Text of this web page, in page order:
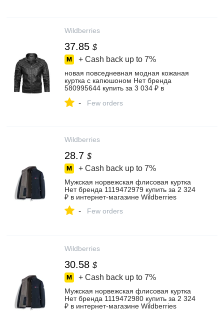
Wildberries
37.85 $
+ Cash back up to 7%
новая повседневная модная кожаная
куртка с капюшоном Нет бренда
580995644 купить за 3 034 ₽ в
- Few orders
Wildberries
28.7 $
+ Cash back up to 7%
Мужская норвежская флисовая куртка
Нет бренда 1119472979 купить за 2 324
₽ в интернет‑магазине Wildberries
- Few orders
Wildberries
30.58 $
+ Cash back up to 7%
Мужская норвежская флисовая куртка
Нет бренда 1119472980 купить за 2 324
₽ в интернет‑магазине Wildberries